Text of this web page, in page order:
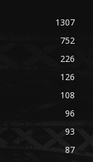
1307
752
226
126
108
96
93
87